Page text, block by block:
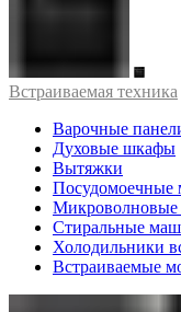
Встраиваемая техника
Варочные
Духовые шкафы
Вытяжки
Посудомоечные
Микроволновые
Стиральные
Холодильники
Встраиваемые